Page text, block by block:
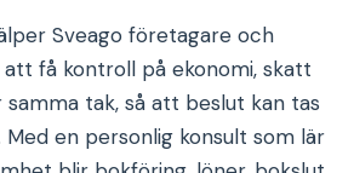
Sveago företagare och
få kontroll på ekonomi, skatt
samma tak, så att beslut kan tas
en personlig konsult som lär